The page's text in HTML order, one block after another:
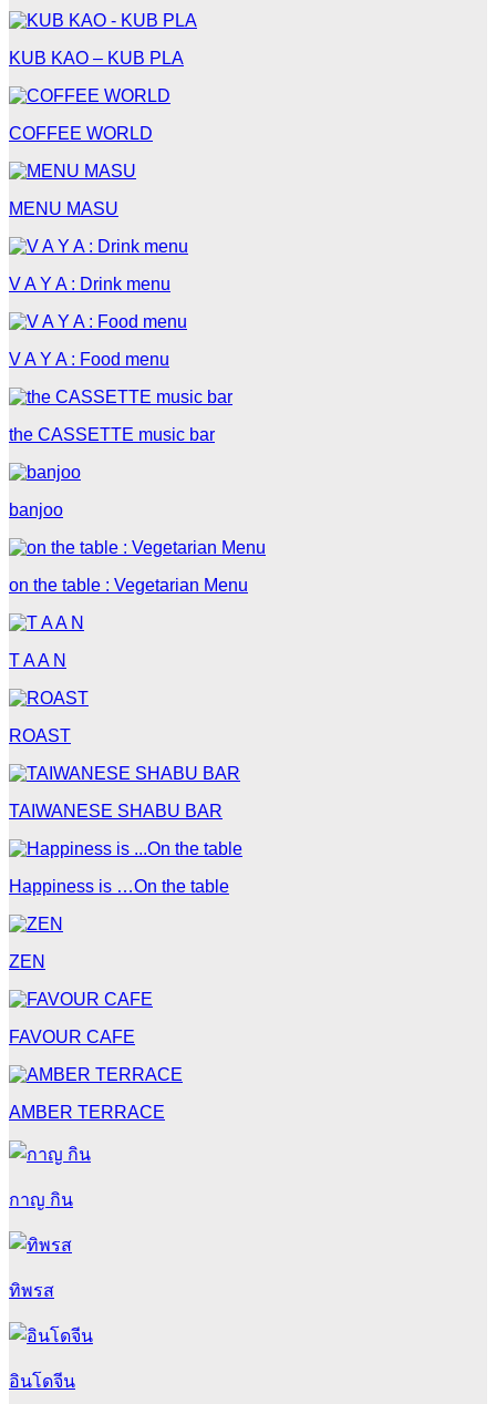
KUB KAO – KUB PLA
COFFEE WORLD
MENU MASU
V A Y A : Drink menu
V A Y A : Food menu
the CASSETTE music bar
banjoo
on the table : Vegetarian Menu
T A A N
ROAST
TAIWANESE SHABU BAR
Happiness is …On the table
ZEN
FAVOUR CAFE
AMBER TERRACE
กาญ กิน
ทิพรส
อินโดจีน